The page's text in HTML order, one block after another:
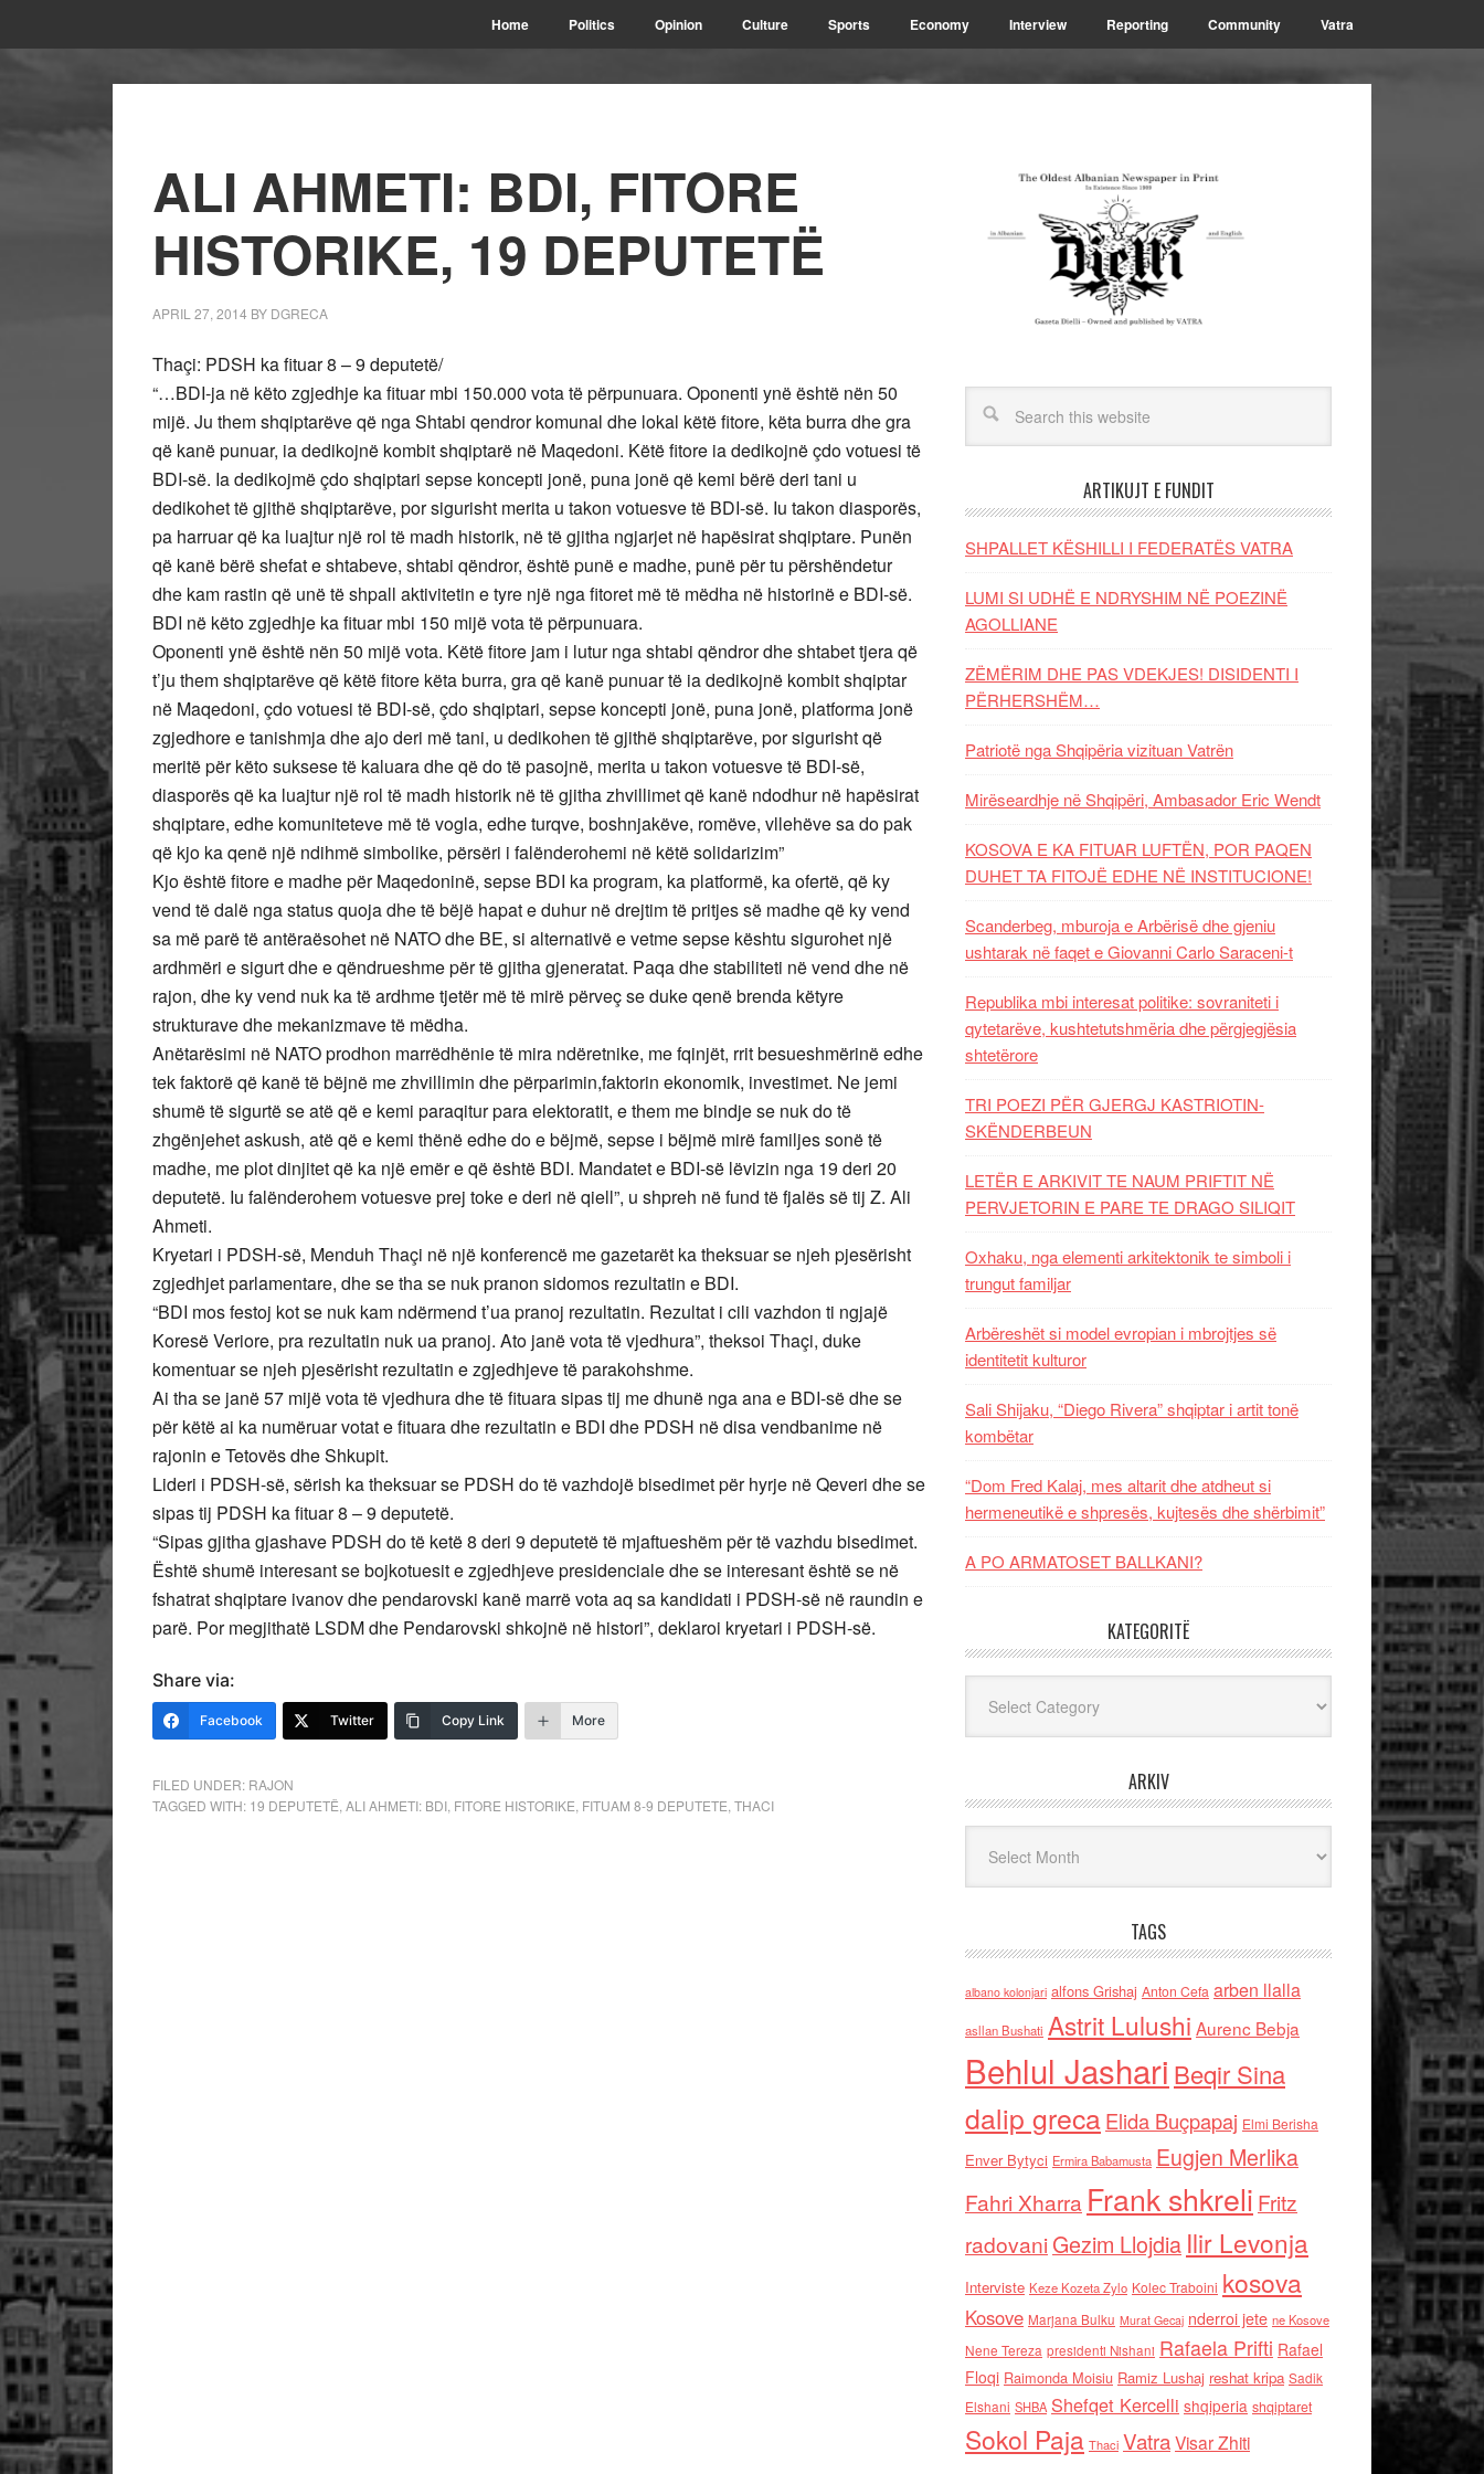
Home Politics Opinion Culture Sports Economy Interview Reporting Community Vatra
ALI AHMETI: BDI, FITORE
HISTORIKE, 19 DEPUTETË
APRIL 27, 2014 BY DGRECA
Thaçi: PDSH ka fituar 8 – 9 deputetë/
“…BDI-ja në këto zgjedhje ka fituar mbi 150.000 vota të përpunuara. Oponenti ynë është nën 50
mijë. Ju them shqiptarëve që nga Shtabi qendror komunal dhe lokal këtë fitore, këta burra dhe gra
që kanë punuar, ia dedikojnë kombit shqiptarë në Maqedoni. Këtë fitore ia dedikojnë çdo votuesi të
BDI-së. Ia dedikojmë çdo shqiptari sepse koncepti jonë, puna jonë që kemi bërë deri tani u
dedikohet të gjithë shqiptarëve, por sigurisht merita u takon votuesve të BDI-së. Iu takon diasporës,
pa harruar që ka luajtur një rol të madh historik, në të gjitha ngjarjet në hapësirat shqiptare. Punën
që kanë bërë shefat e shtabeve, shtabi qëndror, është punë e madhe, punë për tu përshëndetur
dhe kam rastin që unë të shpall aktivitetin e tyre një nga fitoret më të mëdha në historinë e BDI-së.
BDI në këto zgjedhje ka fituar mbi 150 mijë vota të përpunuara.
Oponenti ynë është nën 50 mijë vota. Këtë fitore jam i lutur nga shtabi qëndror dhe shtabet tjera që
t’ju them shqiptarëve që këtë fitore këta burra, gra që kanë punuar të ia dedikojnë kombit shqiptar
në Maqedoni, çdo votuesi të BDI-së, çdo shqiptari, sepse koncepti jonë, puna jonë, platforma jonë
zgjedhore e tanishmja dhe ajo deri më tani, u dedikohen të gjithë shqiptarëve, por sigurisht që
meritë për këto suksese të kaluara dhe që do të pasojnë, merita u takon votuesve të BDI-së,
diasporës që ka luajtur një rol të madh historik në të gjitha zhvillimet që kanë ndodhur në hapësirat
shqiptare, edhe komuniteteve më të vogla, edhe turqve, boshnjakëve, romëve, vllehëve sa do pak
që kjo ka qenë një ndihmë simbolike, përsëri i falënderohemi në këtë solidarizim”
Kjo është fitore e madhe për Maqedoninë, sepse BDI ka program, ka platformë, ka ofertë, që ky
vend të dalë nga status quoja dhe të bëjë hapat e duhur në drejtim të pritjes së madhe që ky vend
sa më parë të antëraësohet në NATO dhe BE, si alternativë e vetme sepse kështu sigurohet një
ardhmëri e sigurt dhe e qëndrueshme për të gjitha gjeneratat. Paqa dhe stabiliteti në vend dhe në
rajon, dhe ky vend nuk ka të ardhme tjetër më të mirë përveç se duke qenë brenda këtyre
strukturave dhe mekanizmave të mëdha.
Anëtarësimi në NATO prodhon marrëdhënie të mira ndëretnike, me fqinjët, rrit besueshmërinë edhe
tek faktorë që kanë të bëjnë me zhvillimin dhe përparimin,faktorin ekonomik, investimet. Ne jemi
shumë të sigurtë se atë që e kemi paraqitur para elektoratit, e them me bindje se nuk do të
zhgënjehet askush, atë që e kemi thënë edhe do e bëjmë, sepse i bëjmë mirë familjes sonë të
madhe, me plot dinjitet që ka një emër e që është BDI. Mandatet e BDI-së lëvizin nga 19 deri 20
deputetë. Iu falënderohem votuesve prej toke e deri në qiell”, u shpreh në fund të fjalës së tij Z. Ali
Ahmeti.
Kryetari i PDSH-së, Menduh Thaçi në një konferencë me gazetarët ka theksuar se njeh pjesërisht
zgjedhjet parlamentare, dhe se tha se nuk pranon sidomos rezultatin e BDI.
“BDI mos festoj kot se nuk kam ndërmend t’ua pranoj rezultatin. Rezultat i cili vazhdon ti ngjajë
Koresë Veriore, pra rezultatin nuk ua pranoj. Ato janë vota të vjedhura”, theksoi Thaçi, duke
komentuar se njeh pjesërisht rezultatin e zgjedhjeve të parakohshme.
Ai tha se janë 57 mijë vota të vjedhura dhe të fituara sipas tij me dhunë nga ana e BDI-së dhe se
për këtë ai ka numëruar votat e fituara dhe rezultatin e BDI dhe PDSH në disa vendbanime në
rajonin e Tetovës dhe Shkupit.
Lideri i PDSH-së, sërish ka theksuar se PDSH do të vazhdojë bisedimet për hyrje në Qeveri dhe se
sipas tij PDSH ka fituar 8 – 9 deputetë.
“Sipas gjitha gjashave PDSH do të ketë 8 deri 9 deputetë të mjaftueshëm për të vazhdu bisedimet.
Është shumë interesant se bojkotuesit e zgjedhjeve presidenciale dhe se interesant është se në
fshatrat shqiptare ivanov dhe pendarovski kanë marrë vota aq sa kandidati i PDSH-së në raundin e
parë. Por megjithatë LSDM dhe Pendarovski shkojnë në histori”, deklaroi kryetari i PDSH-së.
Share via:
Facebook Twitter Copy Link More
FILED UNDER: RAJON
TAGGED WITH: 19 DEPUTETË ALI AHMETI: BDI FITORE HISTORIKE FITUAM 8-9 DEPUTETE THACI
ARTIKUJT E FUNDIT
SHPALLET KËSHILLI I FEDERATËS VATRA
LUMI SI UDHË E NDRYSHIM NË POEZINË
AGOLLIANE
ZËMËRIM DHE PAS VDEKJES! DISIDENTI I
PËRHERSHËM…
Patriotë nga Shqipëria vizituan Vatrën
Mirëseardhje në Shqipëri, Ambasador Eric Wendt
KOSOVA E KA FITUAR LUFTËN, POR PAQEN
DUHET TA FITOJË EDHE NË INSTITUCIONE!
Scanderbeg, mburoja e Arbërisë dhe gjeniu
ushtarak në faqet e Giovanni Carlo Saraceni-t
Republika mbi interesat politike: sovraniteti i
qytetarëve, kushtetutshmëria dhe përgjegjësia
shtetërore
TRI POEZI PËR GJERGJ KASTRIOTIN-
SKËNDERBEUN
LETËR E ARKIVIT TE NAUM PRIFTIT NË
PERVJETORIN E PARE TE DRAGO SILIQIT
Oxhaku, nga elementi arkitektonik te simboli i
trungut familjar
Arbëreshët si model evropian i mbrojtjes së
identitetit kulturor
Sali Shijaku, “Diego Rivera” shqiptar i artit tonë
kombëtar
“Dom Fred Kalaj, mes altarit dhe atdheut si
hermeneutikë e shpresës, kujtesës dhe shërbimit”
A PO ARMATOSET BALLKANI?
KATEGORITË
ARKIV
TAGS
albano kolonjari alfons Grishaj Anton Cefa arben llalla
asllan Bushati Astrit Lulushi Aurenc Bebja
Behlul Jashari Beqir Sina
dalip grecaElida Buçpapaj Elmi Berisha
Enver Bytyci Ermira Babamusta Eugjen Merlika
Fahri Xharra Frank shkreli Fritz
radovaniGezim Llojdia Ilir Levonja
Interviste Keze Kozeta Zylo Kolec Traboini kosova
Kosove Marjana Bulku Murat Gecaj nderroi jete ne Kosove
Nene Tereza presidenti Nishani Rafaela Prifti Rafael
Floqi Raimonda Moisiu Ramiz Lushaj reshat kripa Sadik
Elshani SHBA Shefqet Kercelli shqiperia shqiptaret
Sokol Paja Thaci VatraVisar Zhiti